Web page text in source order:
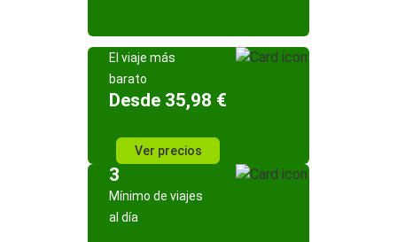
El viaje más
barato
Desde 35,98 €
Ver precios
3
Mínimo de viajes
al día